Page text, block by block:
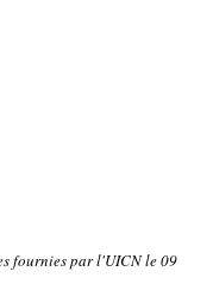
fournies par l'UICN le 09